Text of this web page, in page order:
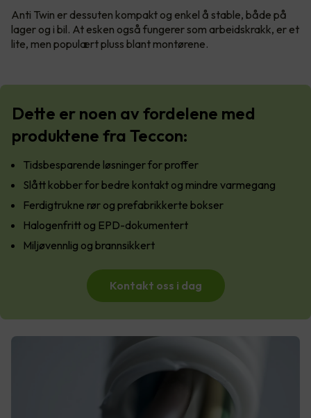
Anti Twin er dessuten kompakt og enkel å stable, både på
lager og i bil. At esken også fungerer som arbeidskrakk, er et
lite, men populært pluss blant montørene.
Dette er noen av fordelene med
produktene fra Teccon:
Tidsbesparende løsninger for proffer
Slått kobber for bedre kontakt og mindre varmegang
Ferdigtrukne rør og prefabrikkerte bokser
Halogenfritt og EPD-dokumentert
Miljøvennlig og brannsikkert
Kontakt oss i dag